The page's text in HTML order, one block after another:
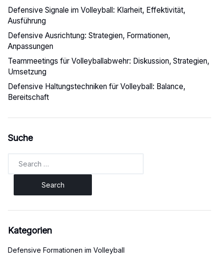
Defensive Signale im Volleyball: Klarheit, Effektivität,
Ausführung
Defensive Ausrichtung: Strategien, Formationen,
Anpassungen
Teammeetings für Volleyballabwehr: Diskussion, Strategien,
Umsetzung
Defensive Haltungstechniken für Volleyball: Balance,
Bereitschaft
Suche
Search
Kategorien
Defensive Formationen im Volleyball